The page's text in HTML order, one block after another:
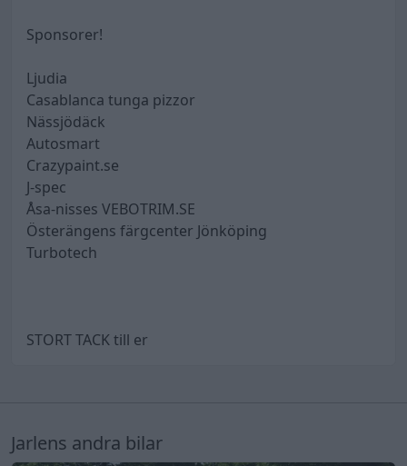
Sponsorer!
Ljudia
Casablanca tunga pizzor
Nässjödäck
Autosmart
Crazypaint.se
J-spec
Åsa-nisses VEBOTRIM.SE
Österängens färgcenter Jönköping
Turbotech
STORT TACK till er
Jarlens andra bilar